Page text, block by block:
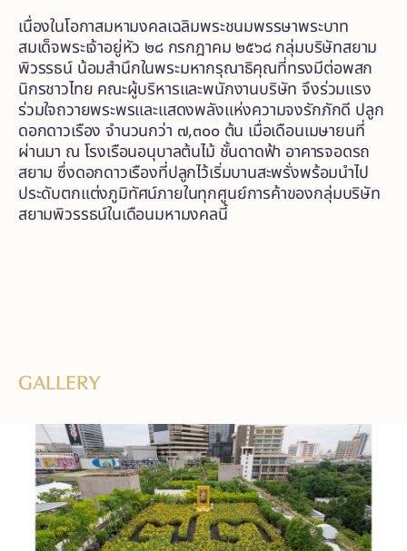
เนื่องในโอกาสมหามงคลเฉลิมพระชนมพรรษาพระบาท
สมเด็จพระเจ้าอยู่หัว ๒๘ กรกฎาคม ๒๕๖๘ กลุ่มบริษัทสยาม
พิวรรธน์ น้อมสำนึกในพระมหากรุณาธิคุณที่ทรงมีต่อพสก
นิกรชาวไทย คณะผู้บริหารและพนักงานบริษัท จึงร่วมแรง
ร่วมใจถวายพระพรและแสดงพลังแห่งความจงรักภักดี ปลูก
ดอกดาวเรือง จำนวนกว่า ๗,๓๐๐ ต้น เมื่อเดือนเมษายนที่
ผ่านมา ณ โรงเรือนอนุบาลต้นไม้ ชั้นดาดฟ้า อาคารจอดรถ
สยาม ซึ่งดอกดาวเรืองที่ปลูกไว้เริ่มบานสะพรั่งพร้อมนำไป
ประดับตกแต่งภูมิทัศน์ภายในทุกศูนย์การค้าของกลุ่มบริษัท
สยามพิวรรธน์ในเดือนมหามงคลนี้
GALLERY